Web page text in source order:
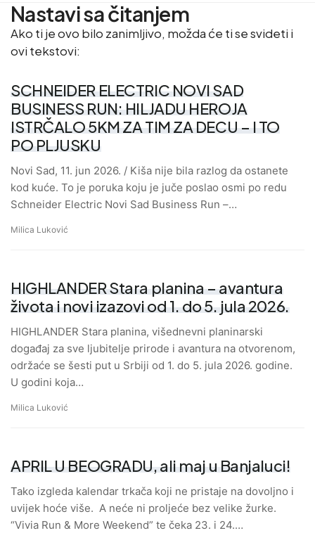
Nastavi sa čitanjem
Ako ti je ovo bilo zanimljivo, možda će ti se svideti i
ovi tekstovi:
SCHNEIDER ELECTRIC NOVI SAD
BUSINESS RUN: HILJADU HEROJA
ISTRČALO 5KM ZA TIM ZA DECU – I TO
PO PLJUSKU
Novi Sad, 11. jun 2026. / Kiša nije bila razlog da ostanete
kod kuće. To je poruka koju je juče poslao osmi po redu
Schneider Electric Novi Sad Business Run –…
Milica Luković
HIGHLANDER Stara planina – avantura
života i novi izazovi od 1. do 5. jula 2026.
HIGHLANDER Stara planina, višednevni planinarski
događaj za sve ljubitelje prirode i avantura na otvorenom,
održaće se šesti put u Srbiji od 1. do 5. jula 2026. godine.
U godini koja…
Milica Luković
APRIL U BEOGRADU, ali maj u Banjaluci!
Tako izgleda kalendar trkača koji ne pristaje na dovoljno i
uvijek hoće više. A neće ni proljeće bez velike žurke.
“Vivia Run & More Weekend” te čeka 23. i 24.…